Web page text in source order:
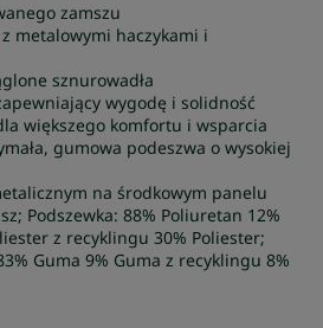
zamszu
metalowymi haczykami i
sznurowadła
wygodę i solidność
większego komfortu i wsparcia
gumowa podeszwa o wysokiej
na środkowym panelu
Podszewka: 88% Poliuretan 12%
z recyklingu 30% Poliester;
Guma 9% Guma z recyklingu 8%